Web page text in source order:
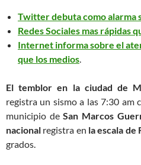
Twitter debuta como alarma
Redes Sociales mas rápidas
Internet informa sobre el
que los medios.
El temblor en la ciudad de
registra un sismo a las 7:30 am
municipio deSan Marcos
nacional registra en la escala de
grados.